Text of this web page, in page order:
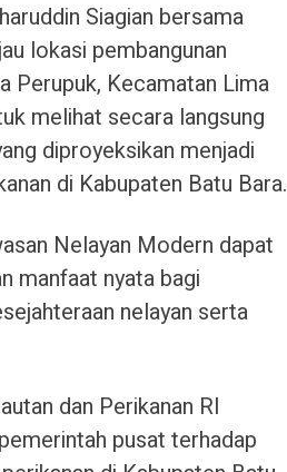
Siagian bersama
lokasi pembangunan
Perupuk, Kecamatan Lima
melihat secara langsung
diproyeksikan menjadi
di Kabupaten Batu Bara.
Nelayan Modern dapat
manfaat nyata bagi
nelayan serta
dan Perikanan RI
pusat terhadap